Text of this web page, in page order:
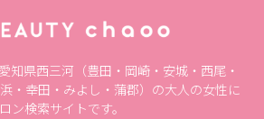
知県西三河（豊田・岡崎・安城・西尾・
・幸田・みよし・蒲郡）の大人の女性に
ン検索サイトです。